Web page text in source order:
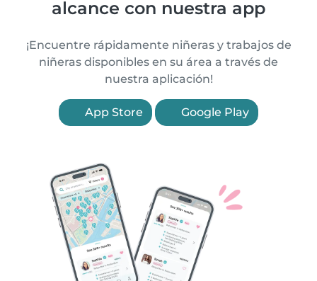
alcance con nuestra app
¡Encuentre rápidamente niñeras y trabajos de
niñeras disponibles en su área a través de
nuestra aplicación!
App Store Google Play